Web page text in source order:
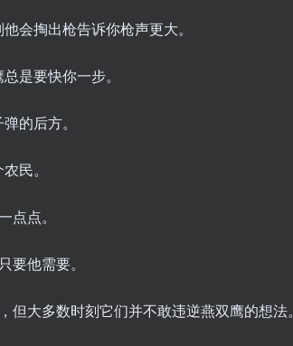
会掏出枪告诉你枪声更大。
是要快你一步。
的后方。
民。
点点。
要他需要。
但大多数时刻它们并不敢违逆燕双鹰的想法。